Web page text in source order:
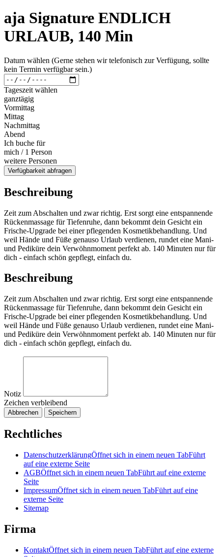
aja Signature ENDLICH
URLAUB, 140 Min
Datum wählen (Gerne stehen wir telefonisch zur Verfügung, sollte
kein Termin verfügbar sein.)
Tageszeit wählen
ganztägig
Vormittag
Mittag
Nachmittag
Abend
Ich buche für
mich / 1 Person
weitere Personen
Verfügbarkeit abfragen
Beschreibung
Zeit zum Abschalten und zwar richtig. Erst sorgt eine entspannende
Rückenmassage für Tiefenruhe, dann bekommt dein Gesicht ein
Frische-Upgrade bei einer pflegenden Kosmetikbehandlung. Und
weil Hände und Füße genauso Urlaub verdienen, rundet eine Mani-
und Pediküre dein Verwöhnmoment perfekt ab. 140 Minuten nur für
dich - einfach schön gepflegt, einfach du.
Beschreibung
Zeit zum Abschalten und zwar richtig. Erst sorgt eine entspannende
Rückenmassage für Tiefenruhe, dann bekommt dein Gesicht ein
Frische-Upgrade bei einer pflegenden Kosmetikbehandlung. Und
weil Hände und Füße genauso Urlaub verdienen, rundet eine Mani-
und Pediküre dein Verwöhnmoment perfekt ab. 140 Minuten nur für
dich - einfach schön gepflegt, einfach du.
Notiz
Zeichen verbleibend
Abbrechen Speichern
Rechtliches
DatenschutzerklärungÖffnet sich in einem neuen TabFührt
auf eine externe Seite
AGBÖffnet sich in einem neuen TabFührt auf eine externe
Seite
ImpressumÖffnet sich in einem neuen TabFührt auf eine
externe Seite
Sitemap
Firma
KontaktÖffnet sich in einem neuen TabFührt auf eine externe